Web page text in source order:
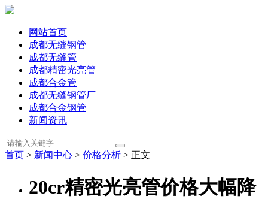
网站首页
成都无缝钢管
成都无缝管
成都精密光亮管
成都合金管
成都无缝钢管厂
成都合金钢管
新闻资讯
首页 > 新闻中心 > 价格分析 > 正文
20cr精密光亮管价格大幅降